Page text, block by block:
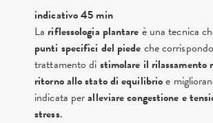
indicativo 45 min
La riflessologia plantare è una tecnica
punti specifici del piede che
trattamento di stimolare il rilassamento
ritorno allo stato di equilibrioe
indicata peralleviare congestione e
stress.